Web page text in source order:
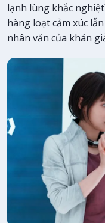
lạnh lùng khắc
hàng loạt cảm xúc
nhân văn của khán